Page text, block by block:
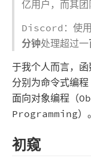
亿用户，而其
Discord：使
分钟处理超过一
于我个人而言，
分别为命令式
面向对象编程
Programming）。
初窥